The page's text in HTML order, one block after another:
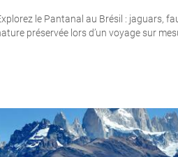
le Pantanal au Brésil : jaguars,
préservée lors d’un voyage sur